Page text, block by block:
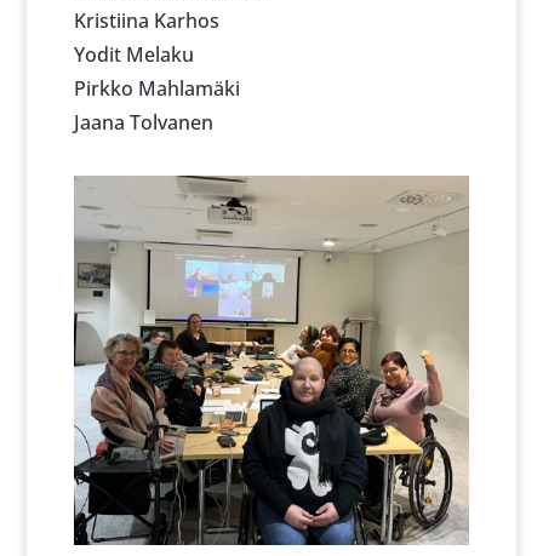
Kristiina Karhos
Yodit Melaku
Pirkko Mahlamäki
Jaana Tolvanen